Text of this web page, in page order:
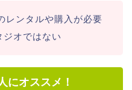
レンタルや購入が必要
ジオではない
にオススメ！